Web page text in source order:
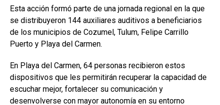
Esta acción formó parte de una jornada regional en la que
se distribuyeron 144 auxiliares auditivos a beneficiarios
de los municipios de Cozumel, Tulum, Felipe Carrillo
Puerto y Playa del Carmen.
En Playa del Carmen, 64 personas recibieron estos
dispositivos que les permitirán recuperar la capacidad de
escuchar mejor, fortalecer su comunicación y
desenvolverse con mayor autonomía en su entorno